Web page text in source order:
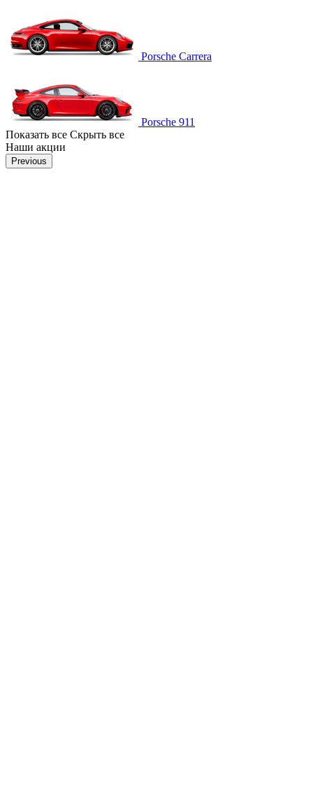
Porsche Carrera
Porsche 911
Показать все Скрыть все
Наши акции
Previous